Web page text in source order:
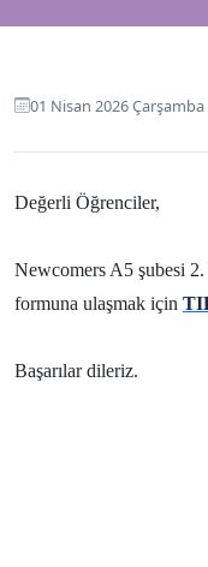
01 Nisan 2026 Çarşamba
Değerli Öğrenciler,
Newcomers A5 şubesi
formuna ulaşmak için
Başarılar dileriz.